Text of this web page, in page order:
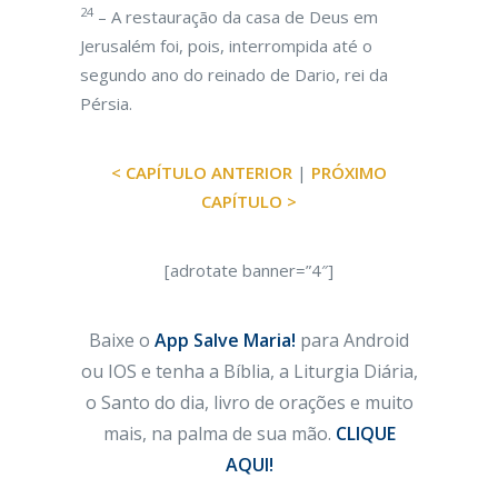
24 – A restauração da casa de Deus em
Jerusalém foi, pois, interrompida até o
segundo ano do reinado de Dario, rei da
Pérsia.
< CAPÍTULO ANTERIOR | PRÓXIMO
CAPÍTULO >
[adrotate banner=”4″]
Baixe o App Salve Maria! para Android
ou IOS e tenha a Bíblia, a Liturgia Diária,
o Santo do dia, livro de orações e muito
mais, na palma de sua mão. CLIQUE
AQUI!